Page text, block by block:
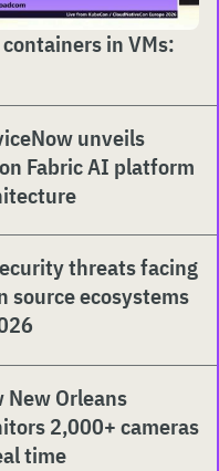
in VMs:
unveils
Fabric AI platform
threats facing
source ecosystems
New Orleans
2,000+ cameras
time